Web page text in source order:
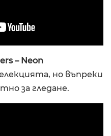
– Neon
но въпреки
за гледане.